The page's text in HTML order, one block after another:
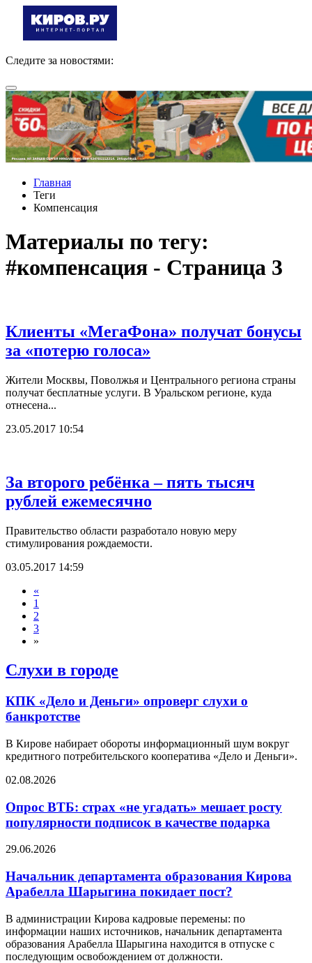
Следите за новостями:
Главная
Теги
Компенсация
Материалы по тегу:
#компенсация - Страница 3
Клиенты «МегаФона» получат бонусы
за «потерю голоса»
Жители Москвы, Поволжья и Центрального региона страны
получат бесплатные услуги. В Уральском регионе, куда
отнесена...
23.05.2017 10:54
За второго ребёнка – пять тысяч
рублей ежемесячно
Правительство области разработало новую меру
стимулирования рождаемости.
03.05.2017 14:59
«
1
2
3
»
Слухи в городе
КПК «Дело и Деньги» опроверг слухи о
банкротстве
В Кирове набирает обороты информационный шум вокруг
кредитного потребительского кооператива «Дело и Деньги».
02.08.2026
Опрос ВТБ: страх «не угадать» мешает росту
популярности подписок в качестве подарка
29.06.2026
Начальник департамента образования Кирова
Арабелла Шарыгина покидает пост?
В администрации Кирова кадровые перемены: по
информации наших источников, начальник департамента
образования Арабелла Шарыгина находится в отпуске с
последующим освобождением от должности.